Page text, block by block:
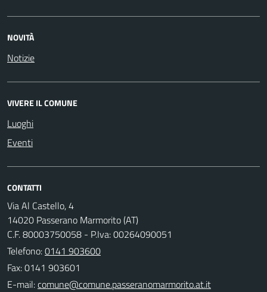
NOVITÀ
Notizie
VIVERE IL COMUNE
Luoghi
Eventi
CONTATTI
Via Al Castello, 4
14020 Passerano Marmorito (AT)
C.F. 80003750058 - P.Iva: 00264090051
Telefono:0141 903600
Fax: 0141 903601
E-mail: